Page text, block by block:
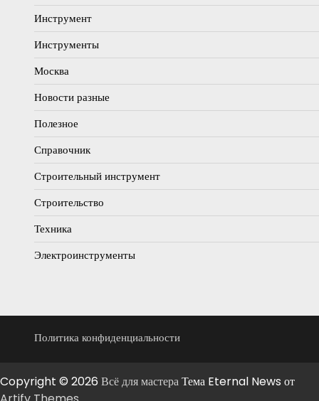
Инструмент
Инструменты
Москва
Новости разные
Полезное
Справочник
Строительный инструмент
Строительство
Техника
Электроинструменты
Политика конфиденциальности
Copyright © 2026 Всё для мастераТема Eternal News от